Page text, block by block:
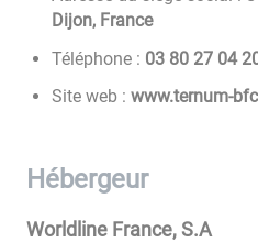
Dijon, France
Téléphone : 02 40 72 08
Site web : www.ternum-
Hébergeur
Worldline France, S.A